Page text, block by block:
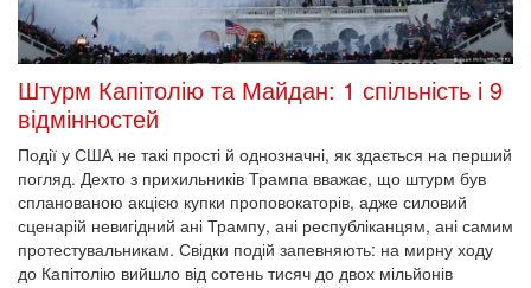
Штурм Капітолію та Майдан: 1 спільність і 9
відмінностей
Події у США не такі прості й однозначні, як здається на перший
погляд. Дехто з прихильників Трампа вважає, що штурм був
спланованою акцією купки проповокаторів, адже силовий
сценарій невигідний ані Трампу, ані республіканцям, ані самим
протестувальникам. Свідки подій запевняють: на мирну ходу
до Капітолію вийшло від сотень тисяч до двох мільйонів